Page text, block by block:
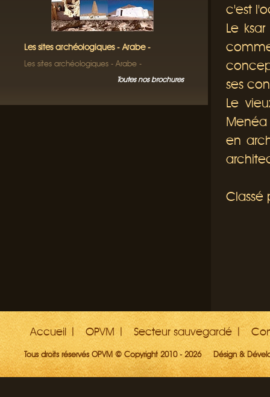
Les sites archéologiques - Arabe -
Les sites archéologiques - Arabe -
Toutes nos brochures
c'est
Le
ses
Le
en
Classé
Accueil OPVM Secteur sauvegardé
Tous droits réservés OPVM © Copyright 2010 - 2026 Désign &